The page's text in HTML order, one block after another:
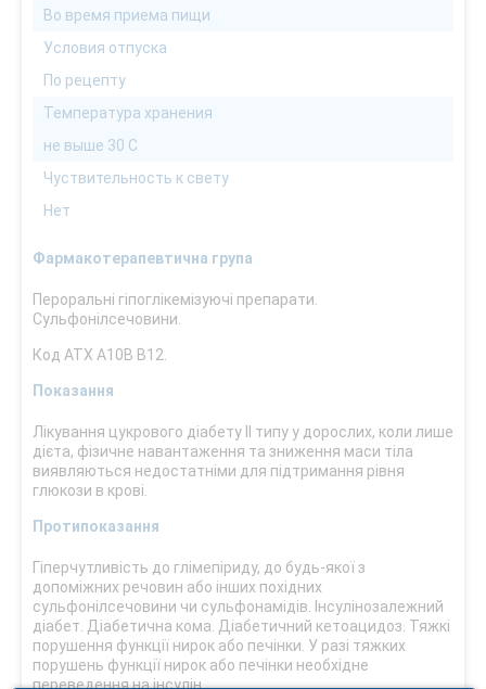
Во время приема пищи
Условия отпуска
По рецепту
Температура хранения
не выше 30 С
Чуствительность к свету
Нет
Фармакотерапевтична група
Пероральні гіпоглікемізуючі препарати.
Сульфонілсечовини.
Код АТХ А10В В12.
Показання
Лікування цукрового діабету ІІ типу у дорослих, коли лише
дієта, фізичне навантаження та зниження маси тіла
виявляються недостатніми для підтримання рівня
глюкози в крові.
Протипоказання
Гіперчутливість до глімепіриду, до будь-якої з
допоміжних речовин або інших похідних
сульфонілсечовини чи сульфонамідів. Інсулінозалежний
діабет. Діабетична кома. Діабетичний кетоацидоз. Тяжкі
порушення функції нирок або печінки. У разі тяжких
порушень функції нирок або печінки необхідне
переведення на інсулін.